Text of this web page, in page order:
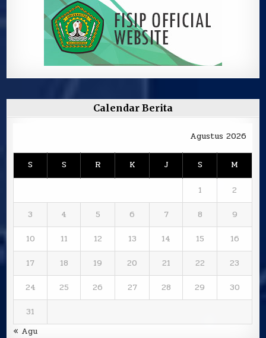
Calendar Berita
Agustus 2026
S S R K J S M
1
2
3
4 5 6 7 8
9
10
11 12 13 14 15
16
17
18 19 20 21 22
23
24
25 26 27 28 29
30
31
« Agu